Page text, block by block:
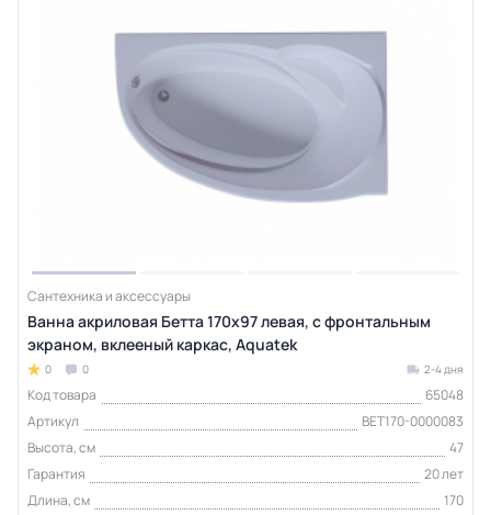
Сантехника и аксессуары
Ванна акриловая Бетта 170х97 левая, с фронтальным
экраном, вклееный каркас, Aquatek
0 0 2-4 дня
Код товара
65048
Артикул
BET170-0000083
Высота, см
47
Гарантия
20 лет
Длина, см
170